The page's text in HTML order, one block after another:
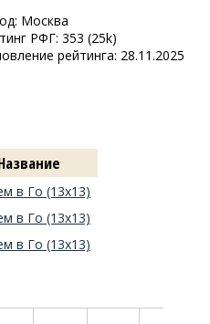
Москва
РФГ: 353 (25k)
рейтинга: 28.11.2025
в Го (13x13)
в Го (13x13)
в Го (13x13)